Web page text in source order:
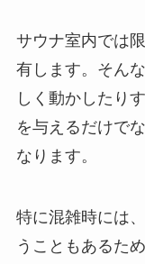
サウナ室内では
有します。そん
しく動かしたり
を与えるだけで
なります。
特に混雑時には
うこともあるた